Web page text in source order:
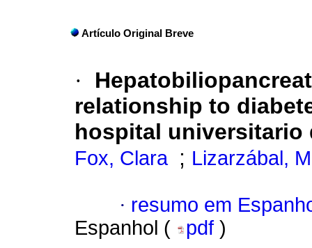
Artículo Original Breve
·
relationship to
hospital universitario
Fox, Clara ; Lizarzábal,
· resumo em
Espanhol (
pdf )